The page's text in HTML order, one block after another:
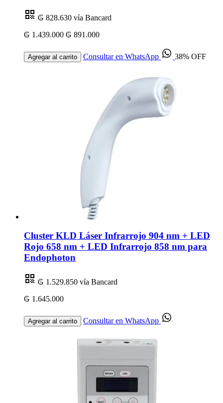
₲ 828.630 vía Bancard
₲ 1.439.000 ₲ 891.000
Agregar al carrito Consultar en WhatsApp 38% OFF
Cluster KLD Láser Infrarrojo 904 nm + LED
Rojo 658 nm + LED Infrarrojo 858 nm para
Endophoton
₲ 1.529.850 vía Bancard
₲ 1.645.000
Agregar al carrito Consultar en WhatsApp